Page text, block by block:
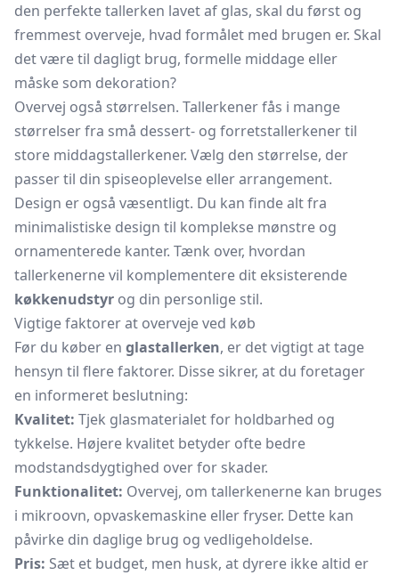
den perfekte tallerken lavet af glas, skal du først og
fremmest overveje, hvad formålet med brugen er. Skal
det være til dagligt brug, formelle middage eller
måske som dekoration?
Overvej også størrelsen. Tallerkener fås i mange
størrelser fra små dessert- og forretstallerkener til
store middagstallerkener. Vælg den størrelse, der
passer til din spiseoplevelse eller arrangement.
Design er også væsentligt. Du kan finde alt fra
minimalistiske design til komplekse mønstre og
ornamenterede kanter. Tænk over, hvordan
tallerkenerne vil komplementere dit eksisterende
køkkenudstyr og din personlige stil.
Vigtige faktorer at overveje ved køb
Før du køber en glastallerken, er det vigtigt at tage
hensyn til flere faktorer. Disse sikrer, at du foretager
en informeret beslutning:
Kvalitet: Tjek glasmaterialet for holdbarhed og
tykkelse. Højere kvalitet betyder ofte bedre
modstandsdygtighed over for skader.
Funktionalitet: Overvej, om tallerkenerne kan bruges
i mikroovn, opvaskemaskine eller fryser. Dette kan
påvirke din daglige brug og vedligeholdelse.
Pris: Sæt et budget, men husk, at dyrere ikke altid er